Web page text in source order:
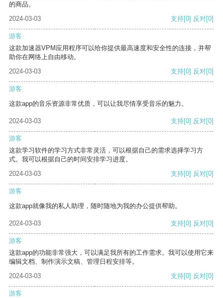
的商品。
2024-03-03
支持[0] 反对[0]
游客
这款加速器VPM应用程序可以给你提供最高速度和安全性的连接，并帮
助你在网络上自由移动。
2024-03-03
支持[0] 反对[0]
游客
这款app的音乐资源非常优质，可以让我尽情享受音乐的魅力。
2024-03-03 支持[0] 反对[0]
游客
这款学习软件的学习方式非常灵活，可以根据自己的需求选择学习方
式。我可以根据自己的时间安排学习进度。
2024-03-03
支持[0] 反对[0]
游客
这款app就像我的私人助理，随时随地为我的办公提供帮助。
2024-03-03 支持[0] 反对[0]
游客
这款app的功能非常强大，可以满足我所有的工作需求。我可以使用它来
编辑文档、制作演示文稿、管理日程安排等。
2024-03-03
支持[0] 反对[0]
游客